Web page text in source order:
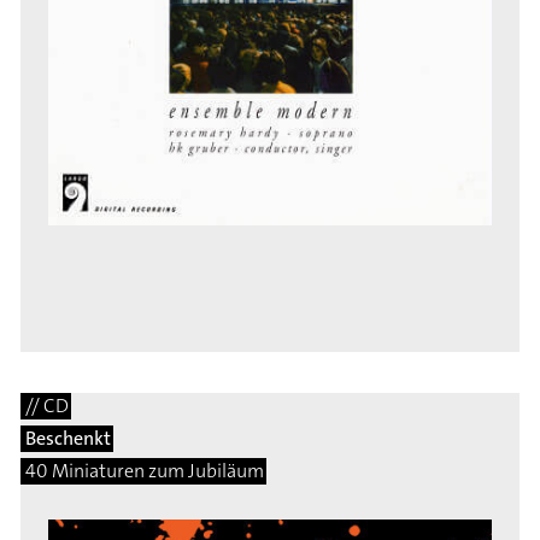
// CD
Beschenkt
40 Miniaturen zum Jubiläum